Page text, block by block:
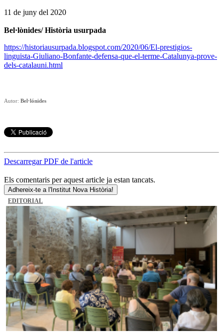
11 de juny del 2020
Bel·lònides/ Història usurpada
https://historiausurpada.blogspot.com/2020/06/El-prestigios-
linguista-Giuliano-Bonfante-defensa-que-el-terme-Catalunya-prove-
dels-catalauni.html
Autor: Bel·lónides
Descarregar PDF de l'article
Els comentaris per aquest article ja estan tancats.
Adhereix-te a l'Institut Nova Història!
EDITORIAL